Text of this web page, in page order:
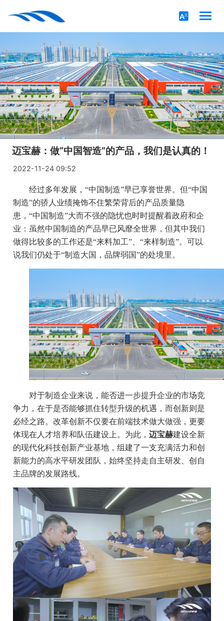
迈宝赫：做“中国智造”的产品，我们是认真的！
2022-11-24 09:52
经过多年发展，“中国制造”早已享誉世界。但“中国
制造”的骄人业绩掩饰不住繁荣背后的产品质量隐
患，“中国制造”大而不强的隐忧也时时提醒着政府和企
业：虽然中国制造的产品早已风靡全世界，但其中我们
做得比较多的工作还是“来料加工”、“来样制造”。可以
说我们仍处于“制造大国，品牌弱国”的处境里。
对于制造企业来说，能否进一步提升企业的市场竞
争力，在于是否能够抓住转型升级的机遇，而创新则是
必经之路。改革创新不仅要在前端技术做大做强，更要
体现在人才培养和队伍建设上。为此，迈宝赫建设全新
的现代化科技创新产业基地，组建了一支充满活力和创
新能力的高水平研发团队，始终坚持走自主研发、创自
主品牌的发展路线。